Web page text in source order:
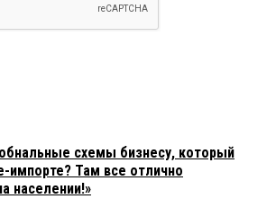
схемы бизнесу, который
импорте? Там все отлично
населении!»